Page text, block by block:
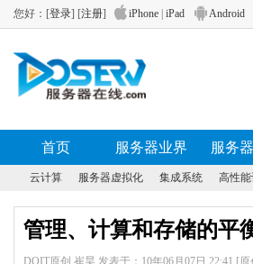
您好：[登录] [注册] iPhone iPad Android
首页 服务器业界 服务
云计算 服务器虚拟化 集成系统 高性
管理、计算和存储的平
DOIT原创 崔昊 发表于：10年06月07日 22:41 [